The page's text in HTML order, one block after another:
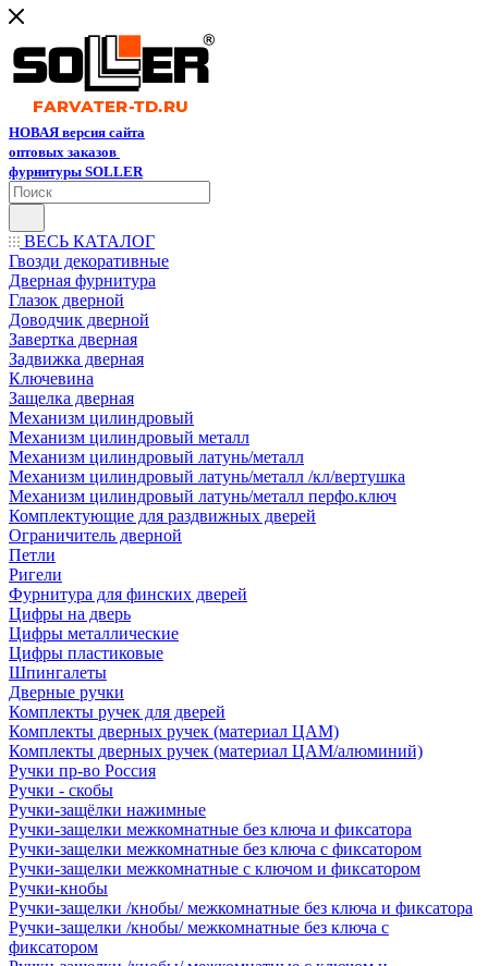
НОВАЯ версия сайта
оптовых заказов
фурнитуры SOLLER
ВЕСЬ КАТАЛОГ
Гвозди декоративные
Дверная фурнитура
Глазок дверной
Доводчик дверной
Завертка дверная
Задвижка дверная
Ключевина
Защелка дверная
Механизм цилиндровый
Механизм цилиндровый металл
Механизм цилиндровый латунь/металл
Механизм цилиндровый латунь/металл /кл/вертушка
Механизм цилиндровый латунь/металл перфо.ключ
Комплектующие для раздвижных дверей
Ограничитель дверной
Петли
Ригели
Фурнитура для финских дверей
Цифры на дверь
Цифры металлические
Цифры пластиковые
Шпингалеты
Дверные ручки
Комплекты ручек для дверей
Комплекты дверных ручек (материал ЦАМ)
Комплекты дверных ручек (материал ЦАМ/алюминий)
Ручки пр-во Россия
Ручки - скобы
Ручки-защёлки нажимные
Ручки-защелки межкомнатные без ключа и фиксатора
Ручки-защелки межкомнатные без ключа с фиксатором
Ручки-защелки межкомнатные с ключом и фиксатором
Ручки-кнобы
Ручки-защелки /кнобы/ межкомнатные без ключа и фиксатора
Ручки-защелки /кнобы/ межкомнатные без ключа с
фиксатором